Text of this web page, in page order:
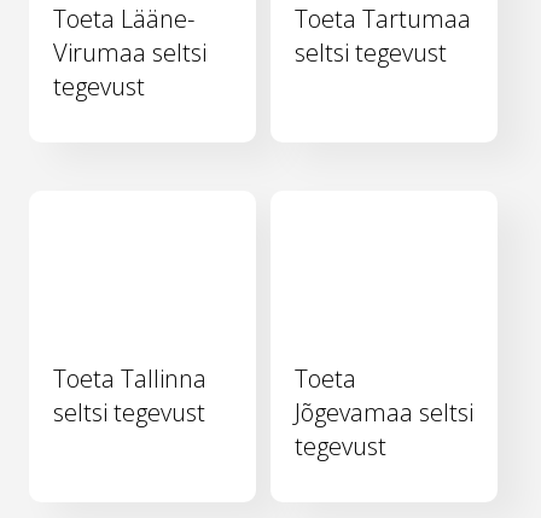
Toeta Lääne-
Virumaa seltsi
tegevust
Toeta Tartumaa
seltsi tegevust
Toeta Tallinna
seltsi tegevust
Toeta
Jõgevamaa seltsi
tegevust